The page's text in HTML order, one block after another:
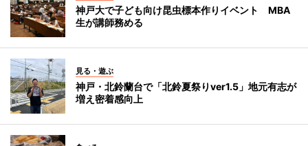
神戸大で子ども向け昆虫標本作りイベント MBA
生が講師務める
見る・遊ぶ
神戸・北鈴蘭台で「北鈴夏祭りver1.5」地元有志が
増え密着感向上